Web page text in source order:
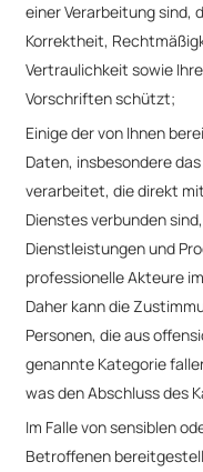
einer Verarbeitung sind,
Korrektheit,
Vertraulichkeit sowie
Vorschriften schützt;
Einige der von Ihnen
Daten, insbesondere
verarbeitet, die direkt
Dienstes verbunden
Dienstleistungen und
professionelle Akteure
Daher kann die
Personen, die aus
genannte Kategorie
was den Abschluss des
Im Falle von sensiblen
Betroffenen